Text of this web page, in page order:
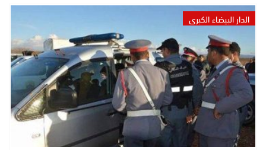
الدار البيضاء الكبرى